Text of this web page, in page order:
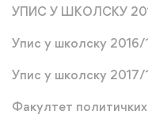
УПИС У ШКОЛСКУ
Упис у школску 2016/
Упис у школску 2017/
Факултет